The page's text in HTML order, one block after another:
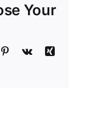
Your
Pinterest
Vk
Xing